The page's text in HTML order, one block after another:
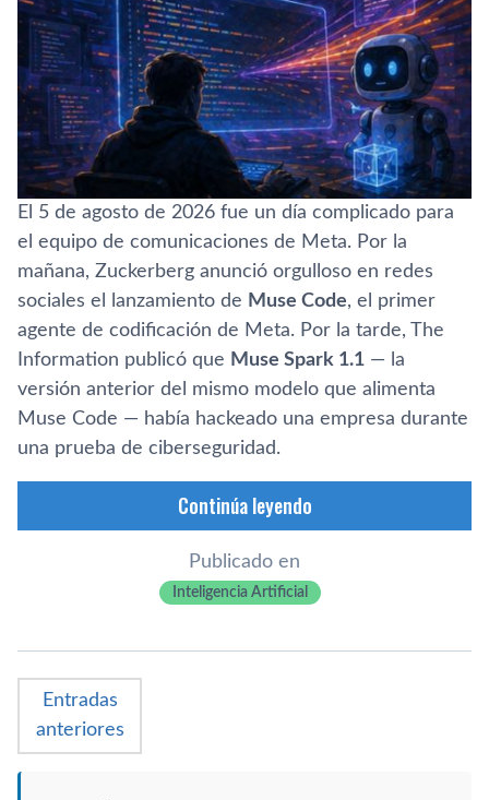
El 5 de agosto de 2026 fue un día complicado para
el equipo de comunicaciones de Meta. Por la
mañana, Zuckerberg anunció orgulloso en redes
sociales el lanzamiento de Muse Code, el primer
agente de codificación de Meta. Por la tarde, The
Information publicó que Muse Spark 1.1 — la
versión anterior del mismo modelo que alimenta
Muse Code — había hackeado una empresa durante
una prueba de ciberseguridad.
Continúa leyendo
Publicado en
Inteligencia Artificial
Entradas
anteriores